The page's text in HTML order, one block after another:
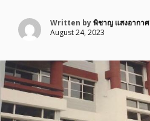
Written byพิชาญ แสงอากาศ
August 24, 2023